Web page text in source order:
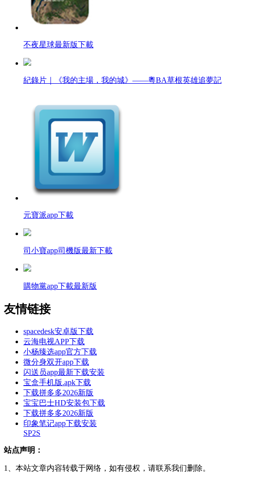
不夜星球最新版下載
紀錄片｜《我的主場，我的城》——粵BA草根英雄追夢記
元寶派app下載
司小寶app司機版最新下載
購物黨app下載最新版
友情链接
spacedesk安卓版下载
云海电视APP下载
小杨臻选app官方下载
微分身双开app下载
闪送员app最新下载安装
宝盒手机版.apk下载
下载拼多多2026新版
宝宝巴士HD安装包下载
下载拼多多2026新版
印象笔记app下载安装
SP2S
站点声明：
1、本站文章内容转载于网络，如有侵权，请联系我们删除。